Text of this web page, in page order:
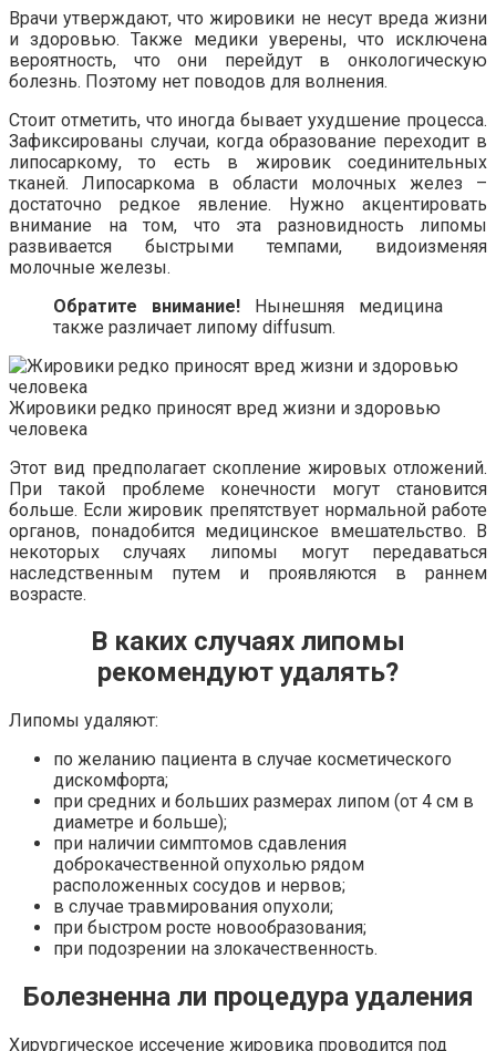
Врачи утверждают, что жировики не несут вреда жизни
и здоровью. Также медики уверены, что исключена
вероятность, что они перейдут в онкологическую
болезнь. Поэтому нет поводов для волнения.
Стоит отметить, что иногда бывает ухудшение процесса.
Зафиксированы случаи, когда образование переходит в
липосаркому, то есть в жировик соединительных
тканей. Липосаркома в области молочных желез –
достаточно редкое явление. Нужно акцентировать
внимание на том, что эта разновидность липомы
развивается быстрыми темпами, видоизменяя
молочные железы.
Обратите внимание! Нынешняя медицина
также различает липому diffusum.
Жировики редко приносят вред жизни и здоровью
человека
Этот вид предполагает скопление жировых отложений.
При такой проблеме конечности могут становится
больше. Если жировик препятствует нормальной работе
органов, понадобится медицинское вмешательство. В
некоторых случаях липомы могут передаваться
наследственным путем и проявляются в раннем
возрасте.
В каких случаях липомы
рекомендуют удалять?
Липомы удаляют:
по желанию пациента в случае косметического
дискомфорта;
при средних и больших размерах липом (от 4 см в
диаметре и больше);
при наличии симптомов сдавления
доброкачественной опухолью рядом
расположенных сосудов и нервов;
в случае травмирования опухоли;
при быстром росте новообразования;
при подозрении на злокачественность.
Болезненна ли процедура удаления
Хирургическое иссечение жировика проводится под